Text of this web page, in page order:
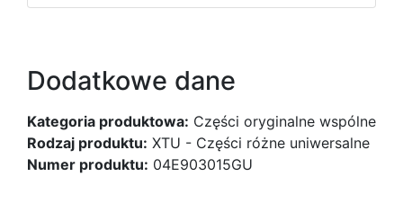
Dodatkowe dane
Kategoria produktowa: Części oryginalne wspólne
Rodzaj produktu: XTU - Części różne uniwersalne
Numer produktu: 04E903015GU